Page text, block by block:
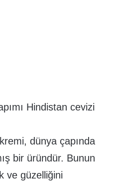
Hindistan cevizi
dünya çapında
bir üründür. Bunun
ve güzelliğini